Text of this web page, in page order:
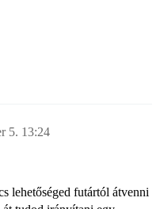
5. 13:24
lehetőséged futártól átvenni